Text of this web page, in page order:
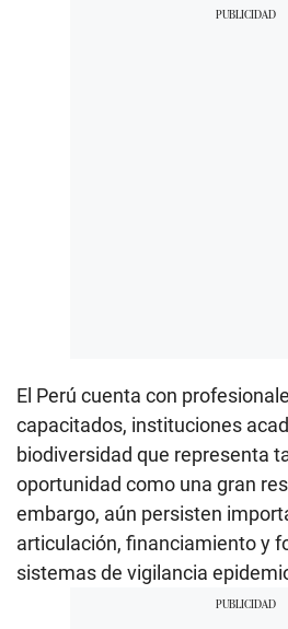
El Perú cuenta con
capacitados, instituciones
biodiversidad que representa
oportunidad como una gran
embargo, aún persisten
articulación, financiamiento y
sistemas de vigilancia